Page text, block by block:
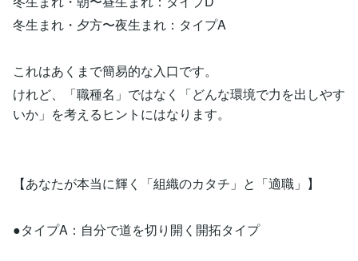
冬生まれ・夕方〜夜生まれ：タイプA
これはあくまで簡易的な入口です。
けれど、「職種名」ではなく「どんな環境で力を出しやす
いか」を考えるヒントにはなります。
【あなたが本当に輝く「組織のカタチ」と「適職」】
●タイプA：自分で道を切り開く開拓タイプ